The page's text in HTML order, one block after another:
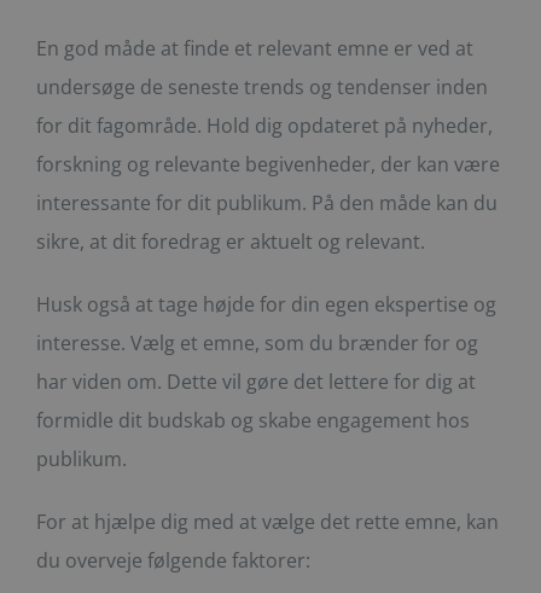
En god måde at finde et relevant emne er ved at
undersøge de seneste trends og tendenser inden
for dit fagområde. Hold dig opdateret på nyheder,
forskning og relevante begivenheder, der kan være
interessante for dit publikum. På den måde kan du
sikre, at dit foredrag er aktuelt og relevant.
Husk også at tage højde for din egen ekspertise og
interesse. Vælg et emne, som du brænder for og
har viden om. Dette vil gøre det lettere for dig at
formidle dit budskab og skabe engagement hos
publikum.
For at hjælpe dig med at vælge det rette emne, kan
du overveje følgende faktorer: